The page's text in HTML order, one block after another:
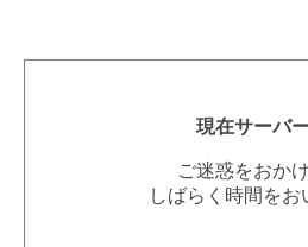
現在サーバ
ご迷惑をおか
しばらく時間を